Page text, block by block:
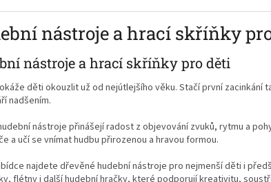
nástroje a hrací skříňky
nástroje a hrací skříňky pro děti
děti okouzlit už od nejútlejšího věku. Stačí první
nadšením.
nástroje přinášejí radost z objevování zvuků, rytmu a
a učí se vnímat hudbu přirozenou a hravou formou.
najdete dřevěné hudební nástroje pro nejmenší děti i